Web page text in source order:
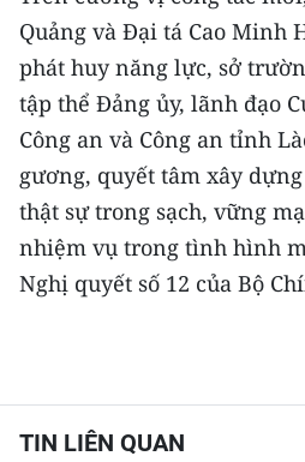
Quảng và Đại tá Cao Minh
phát huy năng lực, sở
tập thể Đảng ủy, lãnh đạo
Công an và Công an tỉnh
gương, quyết tâm xây
thật sự trong sạch, vững
nhiệm vụ trong tình hình
Nghị quyết số 12 của Bộ
TIN LIÊN QUAN